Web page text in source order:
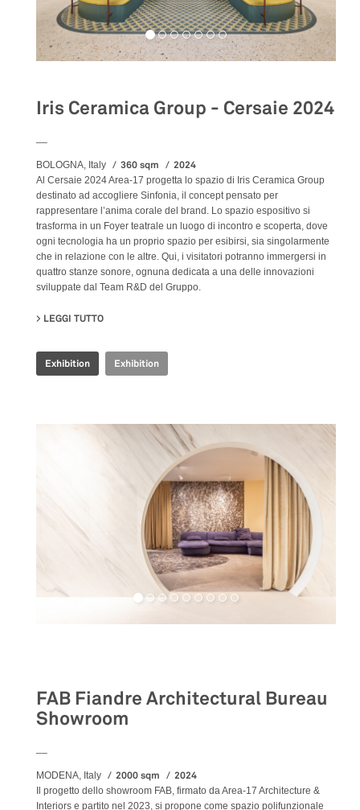
Iris Ceramica Group - Cersaie 2024
BOLOGNA, Italy 360 sqm 2024
Al Cersaie 2024 Area-17 progetta lo spazio di Iris Ceramica Group
destinato ad accogliere Sinfonia, il concept pensato per
rappresentare l’anima corale del brand. Lo spazio espositivo si
trasforma in un Foyer teatrale un luogo di incontro e scoperta, dove
ogni tecnologia ha un proprio spazio per esibirsi, sia singolarmente
che in relazione con le altre. Qui, i visitatori potranno immergersi in
quattro stanze sonore, ognuna dedicata a una delle innovazioni
sviluppate dal Team R&D del Gruppo.
LEGGI TUTTO
Exhibition Exhibition
FAB Fiandre Architectural Bureau
Showroom
MODENA, Italy 2000 sqm 2024
Il progetto dello showroom FAB, firmato da Area-17 Architecture &
Interiors e partito nel 2023, si propone come spazio polifunzionale